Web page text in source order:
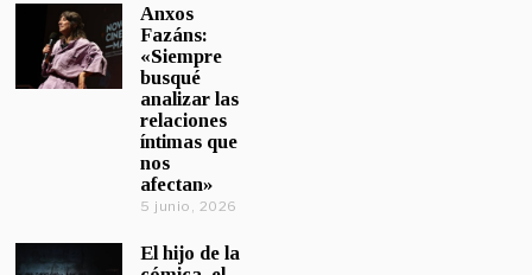
Anxos
Fazáns:
«Siempre
busqué
analizar las
relaciones
íntimas que
nos
afectan»
5 junio, 2026
El hijo de la